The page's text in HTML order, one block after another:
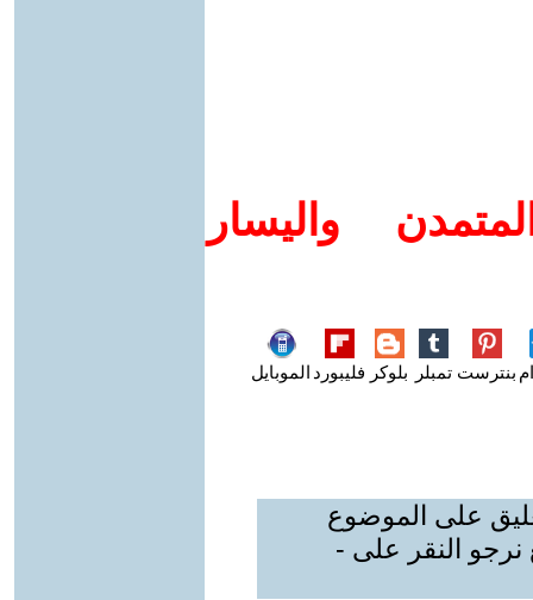
واليسار
بنترست تمبلر بلوكر فليبورد الموبايل
على الموضوع
نرجو النقر على -